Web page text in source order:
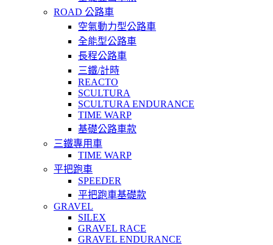
ROAD 公路車
空氣動力型公路車
全能型公路車
長程公路車
三鐵/計時
REACTO
SCULTURA
SCULTURA ENDURANCE
TIME WARP
基礎公路車款
三鐵專用車
TIME WARP
平把跑車
SPEEDER
平把跑車基礎款
GRAVEL
SILEX
GRAVEL RACE
GRAVEL ENDURANCE